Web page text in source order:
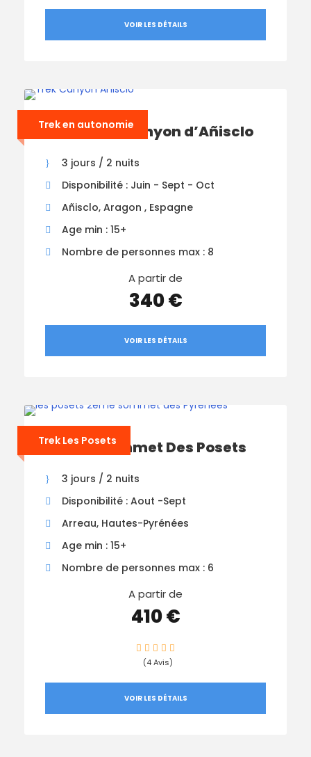
VOIR LES DÉTAILS
Trek en autonomie
Le Tour du Canyon d’Añisclo
3 jours / 2 nuits
Disponibilité : Juin - Sept - Oct
Añisclo, Aragon , Espagne
Age min : 15+
Nombre de personnes max : 8
A partir de
340 €
VOIR LES DÉTAILS
Trek Les Posets
Trek Le sommet Des Posets
3 jours / 2 nuits
Disponibilité : Aout -Sept
Arreau, Hautes-Pyrénées
Age min : 15+
Nombre de personnes max : 6
A partir de
410 €
(4 Avis)
VOIR LES DÉTAILS